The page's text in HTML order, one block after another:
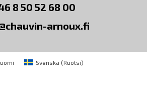
8 50 52 68 00
arnoux.fi
Svenska (Ruotsi)